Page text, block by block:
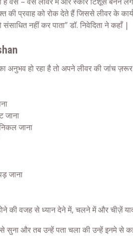
की प्रवाह को रोक देते हैं जिससे लीवर के
नहीं कर पाता” डॉ. निवेदिता ने कहाँ |
अनुभव हो रहा है तो अपने लीवर की जांच
जाना
जाना
जाना
की वजह से ध्यान देने में, चलने में और चीज़ें
से सुना और तब उन्हें पता चला की उन्हें इनमे से